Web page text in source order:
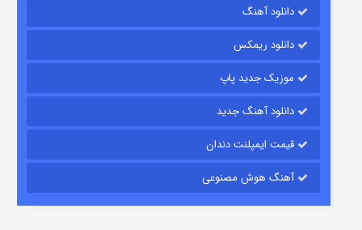
رویایی برای تو
قسمت
دانلود آهنگ
دانلود ریمکس
موزیک جدید پاپ
دانلود آهنگ جدید
قیمت ایمپلنت دندان
آهنگ هوش مصنوعی